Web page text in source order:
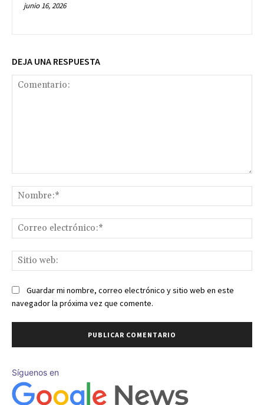
junio 16, 2026
DEJA UNA RESPUESTA
Guardar mi nombre, correo electrónico y sitio web en este
navegador la próxima vez que comente.
Síguenos en